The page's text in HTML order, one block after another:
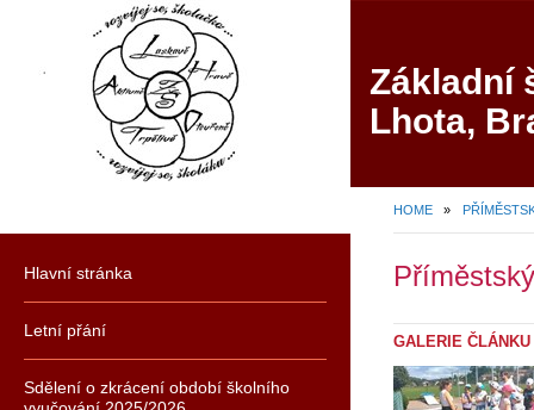
Základní
Lhota,
HOME »
Hlavní stránka
Letní přání
Sdělení o zkrácení období školního
GALERIE ČLÁNKU